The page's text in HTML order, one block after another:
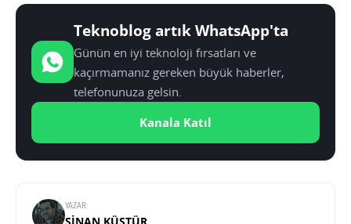
Teknoblog artık WhatsApp'ta
Günün en iyi teknoloji fırsatları ve
kaçırmamanız gereken büyük haberler,
telefonunuza gelsin.
Kanala Katıl
YAZAR: